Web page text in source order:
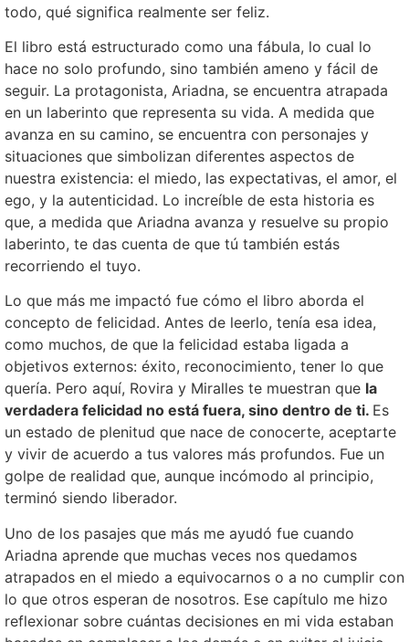
todo, qué significa realmente ser feliz.
El libro está estructurado como una fábula, lo cual lo
hace no solo profundo, sino también ameno y fácil de
seguir. La protagonista, Ariadna, se encuentra atrapada
en un laberinto que representa su vida. A medida que
avanza en su camino, se encuentra con personajes y
situaciones que simbolizan diferentes aspectos de
nuestra existencia: el miedo, las expectativas, el amor, el
ego, y la autenticidad. Lo increíble de esta historia es
que, a medida que Ariadna avanza y resuelve su propio
laberinto, te das cuenta de que tú también estás
recorriendo el tuyo.
Lo que más me impactó fue cómo el libro aborda el
concepto de felicidad. Antes de leerlo, tenía esa idea,
como muchos, de que la felicidad estaba ligada a
objetivos externos: éxito, reconocimiento, tener lo que
quería. Pero aquí, Rovira y Miralles te muestran que la
verdadera felicidad no está fuera, sino dentro de ti. Es
un estado de plenitud que nace de conocerte, aceptarte
y vivir de acuerdo a tus valores más profundos. Fue un
golpe de realidad que, aunque incómodo al principio,
terminó siendo liberador.
Uno de los pasajes que más me ayudó fue cuando
Ariadna aprende que muchas veces nos quedamos
atrapados en el miedo a equivocarnos o a no cumplir con
lo que otros esperan de nosotros. Ese capítulo me hizo
reflexionar sobre cuántas decisiones en mi vida estaban